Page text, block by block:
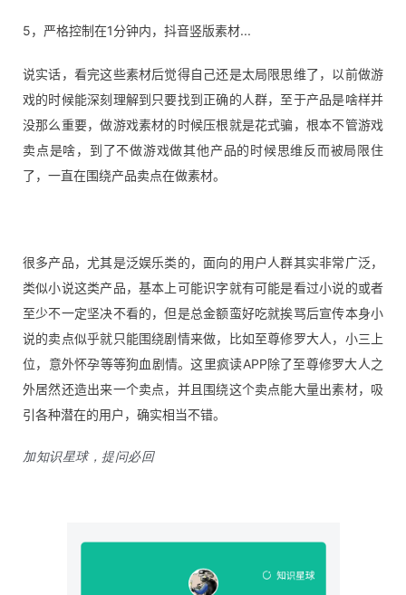
5，严格控制在1分钟内，抖音竖版素材...
说实话，看完这些素材后觉得自己还是太局限思维了，以前做游
戏的时候能深刻理解到只要找到正确的人群，至于产品是啥样并
没那么重要，做游戏素材的时候压根就是花式骗，根本不管游戏
卖点是啥，到了不做游戏做其他产品的时候思维反而被局限住
了，一直在围绕产品卖点在做素材。
很多产品，尤其是泛娱乐类的，面向的用户人群其实非常广泛，
类似小说这类产品，基本上可能识字就有可能是看过小说的或者
至少不一定坚决不看的，但是总金额蛮好吃就挨骂后宣传本身小
说的卖点似乎就只能围绕剧情来做，比如至尊修罗大人，小三上
位，意外怀孕等等狗血剧情。这里疯读APP除了至尊修罗大人之
外居然还造出来一个卖点，并且围绕这个卖点能大量出素材，吸
引各种潜在的用户，确实相当不错。
加知识星球，提问必回